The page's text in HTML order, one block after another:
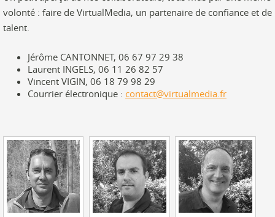
volonté : faire de VirtualMedia, un partenaire de confiance et de
talent.
Jérôme CANTONNET, 06 67 97 29 38
Laurent INGELS, 06 11 26 82 57
Vincent VIGIN, 06 18 79 98 29
Courrier électronique : contact@virtualmedia.fr